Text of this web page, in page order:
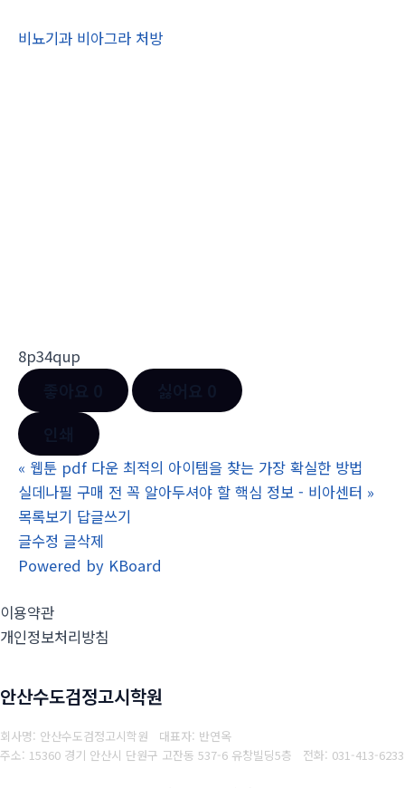
비뇨기과 비아그라 처방
8p34qup
« 웹툰 pdf 다운 최적의 아이템을 찾는 가장 확실한 방법
실데나필 구매 전 꼭 알아두셔야 할 핵심 정보 - 비아센터 »
목록보기 답글쓰기
글수정 글삭제
Powered by KBoard
이용약관
개인정보처리방침
안산수도검정고시학원
회사명: 안산수도검정고시학원 대표자: 반연옥
주소: 15360 경기 안산시 단원구 고잔동 537-6 유창빌딩5층 전화: 031-413-6233